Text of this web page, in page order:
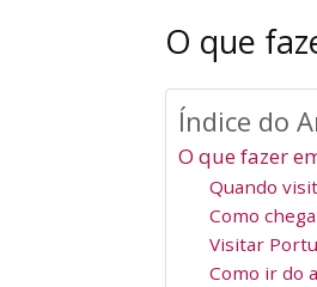
O que
Índice do
O que fazer
Quando
Como
Visitar
Como ir do